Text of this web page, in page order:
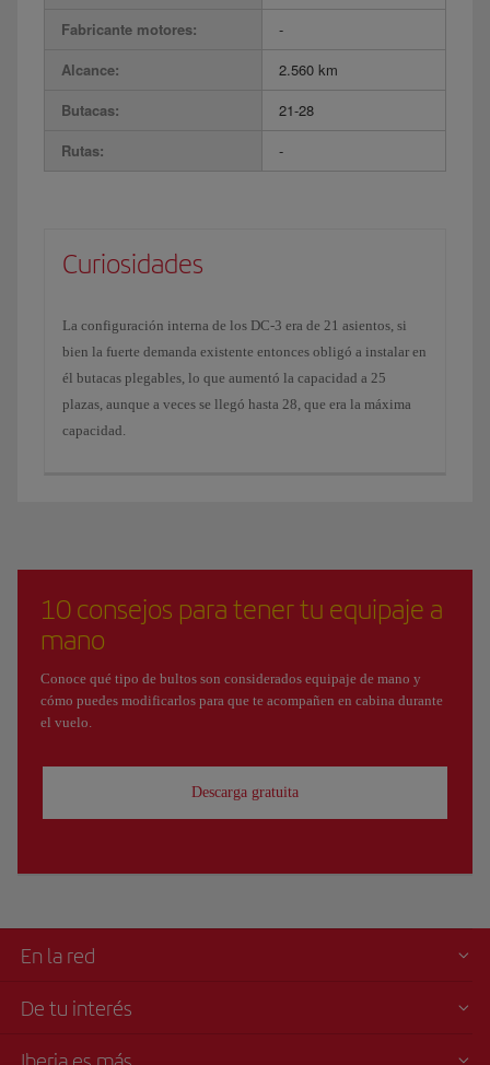
Fabricante motores:
-
Alcance:
2.560 km
Butacas:
21-28
Rutas:
-
Curiosidades
La configuración interna de los DC-3 era de 21 asientos, si
bien la fuerte demanda existente entonces obligó a instalar en
él butacas plegables, lo que aumentó la capacidad a 25
plazas, aunque a veces se llegó hasta 28, que era la máxima
capacidad.
10 consejos para tener tu equipaje a
mano
Conoce qué tipo de bultos son considerados equipaje de mano y
cómo puedes modificarlos para que te acompañen en cabina durante
el vuelo.
Descarga gratuita
En la red
De tu interés